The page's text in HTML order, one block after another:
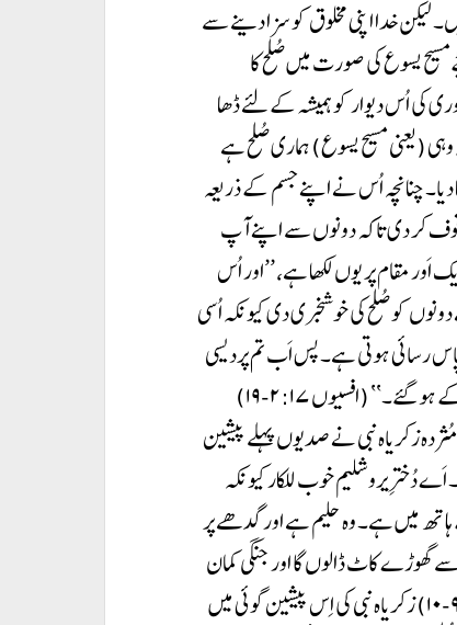
لیکن خدا اپنی مخلوق کو سزا دینے سے
مسیح یسوع کی صورت میں صُلح کا
کی اُس دیوار کو ہمیشہ کے لئے ڈھا
(یعنی مسیح یسوع) ہماری صُلح ہے
دیا۔ چنانچہ اُس نے اپنے جسم کے ذریعہ
کر دی تاکہ دونوں سے اپنے آپ
اِنسان پیدا کر کے صُلح کرا دے۔‘‘ (افسیوں ۲:۱۴-۱۵) ایک اَور مقام پر یوں لکھا ہے، ’’اور اُس
کو صُلح کی خوشخبری دی کیونکہ اُسی
رسائی ہوتی ہے۔ پس اَب تم پردیسی
اور مسافر نہیں رہے بلکہ مُقدسوں کے ہموطن اور خدا کے گھرانے کے ہو گئے۔‘‘ (افسیوں ۲:۱۷-۱۹)
زکریاہ نبی نے صدیوں پہلے پیشین
دُخترِ یروشلیم خوب للکار کیونکہ
میں ہے۔ وہ حلیم ہے اور گدھے پر
گھوڑے کاٹ ڈالوں گا اور جنگی کمان
توڑ ڈالی جائے گی اور وہ قوموں کو صُلح کا مُثردہ دے گا…‘‘ (زکریاہ ۹:۹-۱۰) زکریاہ نبی کی اِس پیشین گوئی میں